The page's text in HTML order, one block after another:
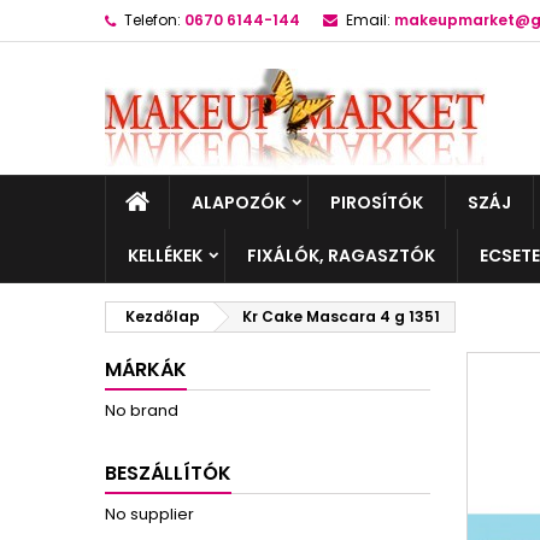
Telefon: 0670 6144-144 Email:
ALAPOZÓK PIROSÍTÓK SZÁJ
KELLÉKEK FIXÁLÓK, RAGASZTÓK
Kezdőlap Kr Cake Mascara 4 g 1351
MÁRKÁK
No brand
BESZÁLLÍTÓK
No supplier